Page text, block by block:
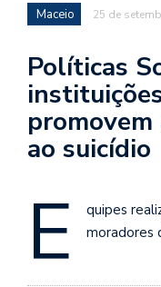
Maceio 25 de
Políticas
promovem
ao suicídio
E
quipes
moradores